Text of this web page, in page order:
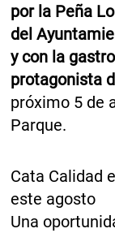
por la Peña
del
y con la
protagonista
próximo 5 de
Parque.
Cata Calidad
este agosto
Una